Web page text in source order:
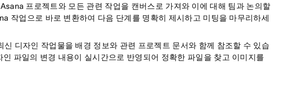
프로젝트와 모든 관련 작업을 캔버스로 가져와 이에 대해 팀과 논의할
작업으로 바로 변환하여 다음 단계를 명확히 제시하고 미팅을 마무리하세
디자인 작업물을 배경 정보와 관련 프로젝트 문서와 함께 참조할 수 있습
파일의 변경 내용이 실시간으로 반영되어 정확한 파일을 찾고 이미지를